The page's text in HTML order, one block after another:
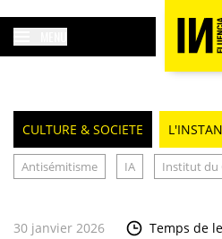
CULTURE & SOCIETE
Antisémitisme IA Institut du
30 janvier 2026 Temps de